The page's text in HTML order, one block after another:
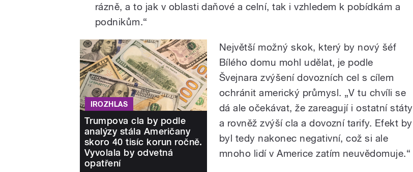
rázně, a to jak v oblasti daňové a celní, tak i vzhledem k pobídkám a
podnikům.“
IROZHLAS
Trumpova cla by podle
analýzy stála Američany
skoro 40 tisíc korun ročně.
Vyvolala by odvetná
opatření
Největší možný skok, který by nový šéf
Bílého domu mohl udělat, je podle
Švejnara zvýšení dovozních cel s cílem
ochránit americký průmysl. „V tu chvíli se
dá ale očekávat, že zareagují i ostatní státy
a rovněž zvýší cla a dovozní tarify. Efekt by
byl tedy nakonec negativní, což si ale
mnoho lidí v Americe zatím neuvědomuje.“